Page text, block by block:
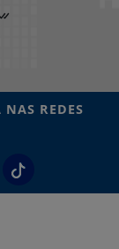
NAS REDES